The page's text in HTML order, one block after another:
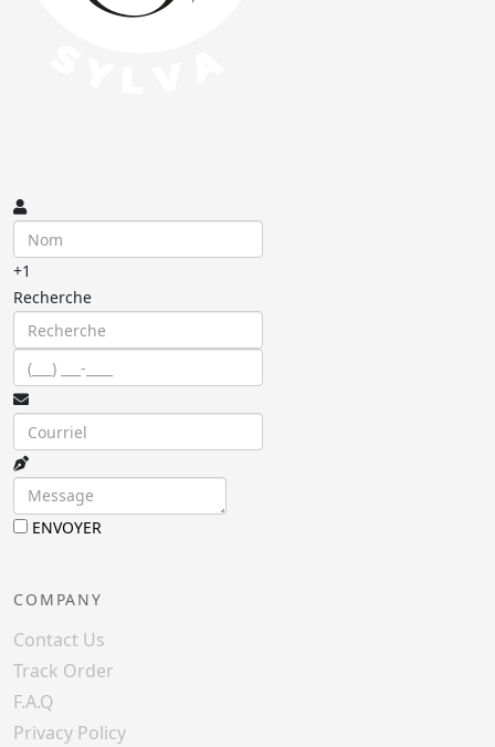
+1
Recherche
ENVOYER
COMPANY
Contact Us
Track Order
F.A.Q
Privacy Policy